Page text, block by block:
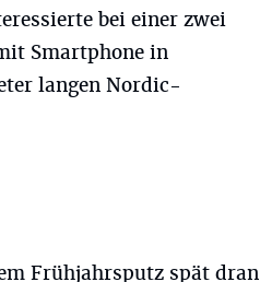
bei einer zwei
Smartphone in
langen Nordic-
Frühjahrsputz spät dran